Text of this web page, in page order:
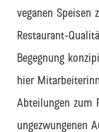
veganen Speisen
Restaurant-
Begegnung
hier
Abteilungen zum
ungezwungenen